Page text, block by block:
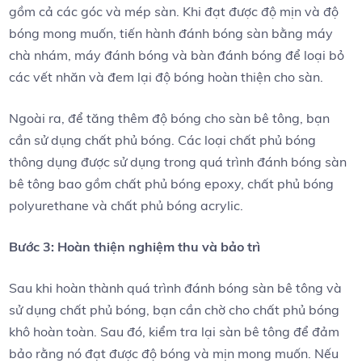
gồm cả các góc và mép sàn. Khi đạt được độ mịn và độ
bóng mong muốn, tiến hành đánh bóng sàn bằng máy
chà nhám, máy đánh bóng và bàn đánh bóng để loại bỏ
các vết nhăn và đem lại độ bóng hoàn thiện cho sàn.
Ngoài ra, để tăng thêm độ bóng cho sàn bê tông, bạn
cần sử dụng chất phủ bóng. Các loại chất phủ bóng
thông dụng được sử dụng trong quá trình đánh bóng sàn
bê tông bao gồm chất phủ bóng epoxy, chất phủ bóng
polyurethane và chất phủ bóng acrylic.
Bước 3: Hoàn thiện nghiệm thu và bảo trì
Sau khi hoàn thành quá trình đánh bóng sàn bê tông và
sử dụng chất phủ bóng, bạn cần chờ cho chất phủ bóng
khô hoàn toàn. Sau đó, kiểm tra lại sàn bê tông để đảm
bảo rằng nó đạt được độ bóng và mịn mong muốn. Nếu